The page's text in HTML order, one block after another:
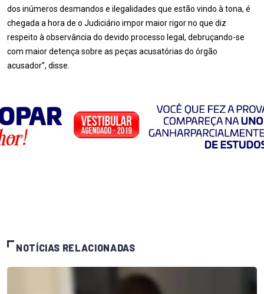
dos inúmeros desmandos e ilegalidades que estão vindo à tona, é
chegada a hora de o Judiciário impor maior rigor no que diz
respeito à observância do devido processo legal, debruçando-se
com maior detença sobre as peças acusatórias do órgão
acusador”, disse.
NOTÍCIAS RELACIONADAS